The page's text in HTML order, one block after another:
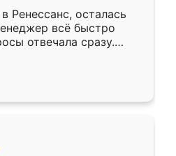
Ренессанс, осталась
всё быстро
отвечала сразу.
субботу, подошёл к
Собрали
аккуратно, даже